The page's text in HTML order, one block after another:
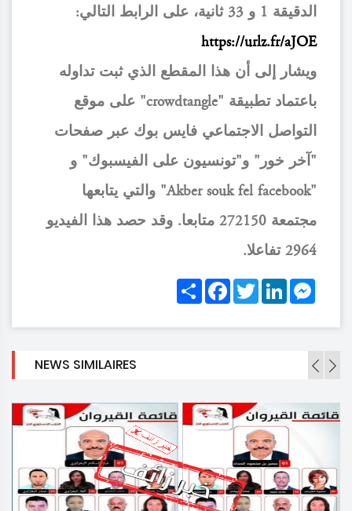
الدقيقة 1 و 33 ثانية، على الرابط التالي:
https://urlz.fr/aJOE
ويشار إلى أن هذا المقطع الذي ثبت تداوله
باعتماد تطبيقة "crowdtangle" على موقع
التواصل الاجتماعي فايس بوك عبر صفحات
"آخر خور" و"تونسيون على الفيسبوك" و
"Akber souk fel facebook" والتي يتابعها
مجتمعة 272150 متابعا. وقد حصد هذا الفيديو
2964 تفاعلا.
ShareFacebookTwitterLinkedIn
NEWS SIMILAIRES